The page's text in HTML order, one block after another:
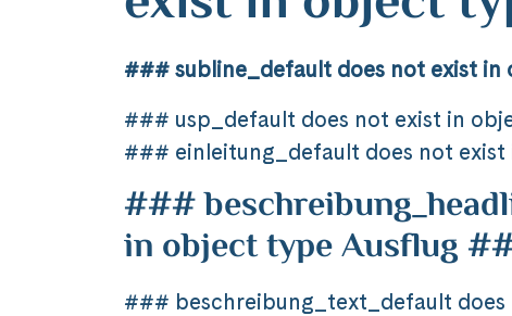
### subline_default does not exist
### usp_default does not exist in
### einleitung_default does not
###
in object type Ausflug
### beschreibung_text_default